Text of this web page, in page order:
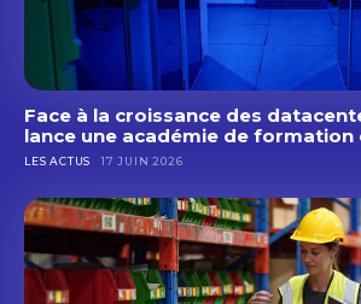
Face à la croissance des
lance une académie de formation
LES ACTUS 17 JUIN 2026